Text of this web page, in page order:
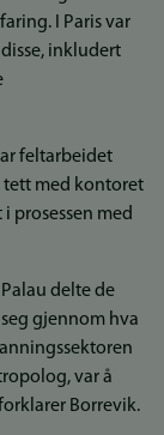
I Paris var
inkludert
feltarbeidet
tett med kontoret
prosessen med
delte de
gjennom hva
var å
Borrevik.